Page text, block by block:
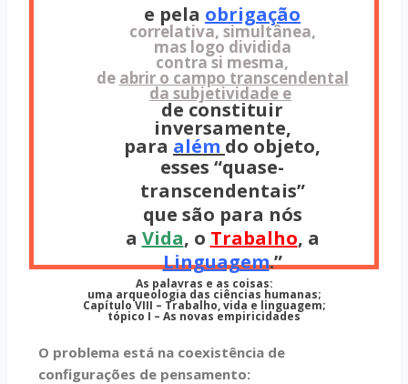
e pela obrigação
correlativa, simultânea,
mas logo dividida
contra si mesma,
de abrir o campo transcendental
da subjetividade e
de constituir
inversamente,
para além do objeto,
esses “quase-
transcendentais”
que são para nós
a Vida, o Trabalho, a
Linguagem.”
As palavras e as coisas:
uma arqueologia das ciências humanas;
Capítulo VIII – Trabalho, vida e linguagem;
tópico I – As novas empiricidades
O problema está na coexistência de
configurações de pensamento: